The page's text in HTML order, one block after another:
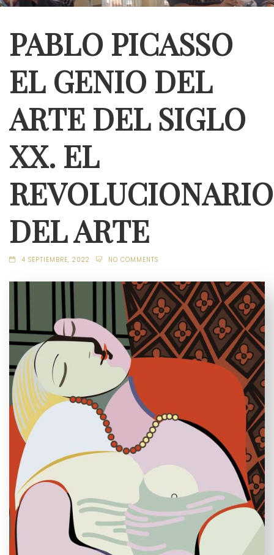
PABLO PICASSO
EL GENIO DEL
ARTE DEL SIGLO
XX. EL
REVOLUCIONARIO
DEL ARTE
4 SEPTIEMBRE, 2022 NO COMMENTS